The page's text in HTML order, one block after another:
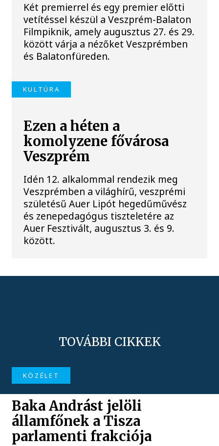
Két premierrel és egy premier előtti
vetítéssel készül a Veszprém-Balaton
Filmpiknik, amely augusztus 27. és 29.
között várja a nézőket Veszprémben
és Balatonfüreden.
KULTÚRA
Ezen a héten a
komolyzene fővárosa
Veszprém
Idén 12. alkalommal rendezik meg
Veszprémben a világhírű, veszprémi
születésű Auer Lipót hegedűművész
és zenepedagógus tiszteletére az
Auer Fesztivált, augusztus 3. és 9.
között.
TOVÁBBI CIKKEK
KÖZÉLET
Baka Andrást jelöli
államfőnek a Tisza
parlamenti frakciója